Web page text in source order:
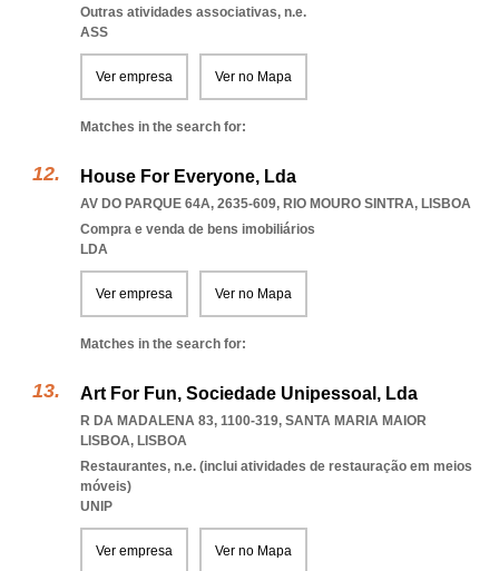
Outras atividades associativas, n.e.
ASS
Ver empresa Ver no Mapa
Matches in the search for:
House For Everyone, Lda
AV DO PARQUE 64A, 2635-609, RIO MOURO SINTRA, LISBOA
Compra e venda de bens imobiliários
LDA
Ver empresa Ver no Mapa
Matches in the search for:
Art For Fun, Sociedade Unipessoal, Lda
R DA MADALENA 83, 1100-319, SANTA MARIA MAIOR
LISBOA, LISBOA
Restaurantes, n.e. (inclui atividades de restauração em meios
móveis)
UNIP
Ver empresa Ver no Mapa